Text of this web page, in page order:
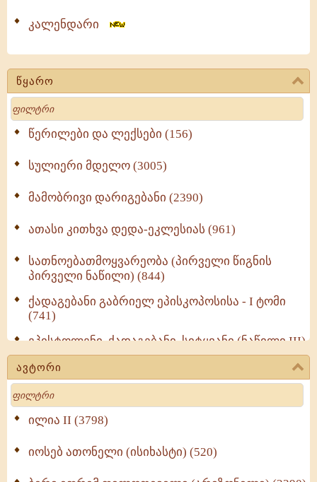
კალენდარი
წყარო
Search
წერილები და ლექსები (156)
სულიერი მდელო (3005)
მამობრივი დარიგებანი (2390)
ათასი კითხვა დედა-ეკლესიას (961)
სათნოებათმოყვარეობა (პირველი წიგნის
პირველი ნაწილი) (844)
ქადაგებანი გაბრიელ ეპისკოპოსისა - I ტომი
(741)
ეპისტოლენი, ქადაგებანი, სიტყვანი (ნაწილი III)
(723)
მოძღვრის ძალზე სასარგებლო რჩევები
მრევლისათვის (545)
Wisdomge (514)
ქადაგებანი გაბრიელ ეპისკოპოსისა - II ტომი
ავტორი
Search
ილია II (3798)
იოსებ ათონელი (ისიხასტი) (520)